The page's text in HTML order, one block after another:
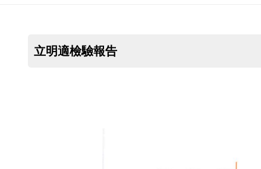
立明適檢驗報告